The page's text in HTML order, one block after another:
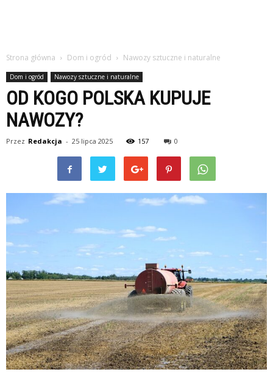
Strona główna Dom i ogród Nawozy sztuczne i naturalne
Dom i ogród Nawozy sztuczne i naturalne
OD KOGO POLSKA KUPUJE
NAWOZY?
Przez Redakcja - 25 lipca 2025 157 0